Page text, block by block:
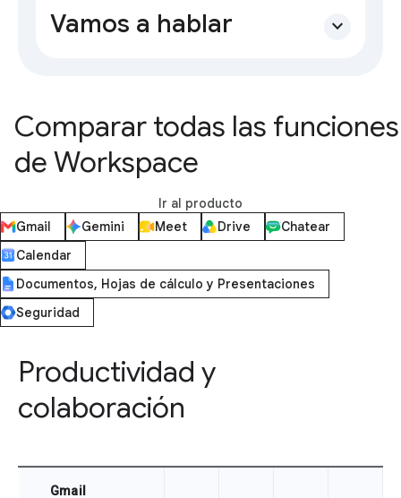
Vamos a hablar expand_more
Comparar todas las funciones
de Workspace
Ir al producto
Gmail
Gemini Meet Drive
Chatear
Calendar
Documentos, Hojas de cálculo y Presentaciones
Seguridad
Productividad y
colaboración
Gmail